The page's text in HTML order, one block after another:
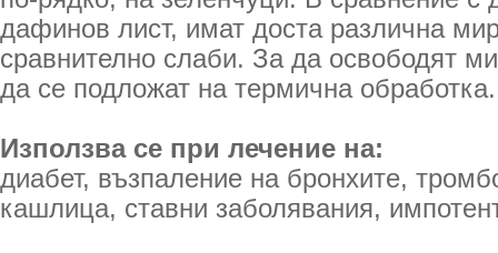
дафинов лист, имат доста различна
сравнително слаби. За да освободят
да се подложат на термична обработка.
Използва се при лечение на:
диабет, възпаление на бронхите,
кашлица, ставни заболявания,